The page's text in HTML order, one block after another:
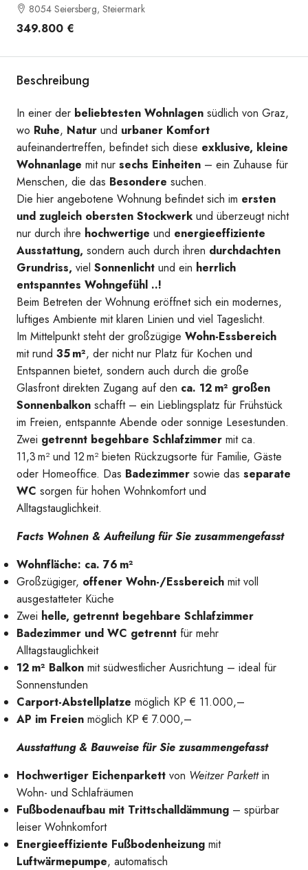
Zimmer
Zimmer
8054 Seiersberg, Steiermark
349.800 €
Beschreibung
In einer der beliebtesten Wohnlagen südlich von Graz,
wo Ruhe, Natur und urbaner Komfort
aufeinandertreffen, befindet sich diese exklusive, kleine
Wohnanlage mit nur sechs Einheiten – ein Zuhause für
Menschen, die das Besondere suchen.
Die hier angebotene Wohnung befindet sich im ersten
und zugleich obersten Stockwerk und überzeugt nicht
nur durch ihre hochwertige und energieeffiziente
Ausstattung, sondern auch durch ihren durchdachten
Grundriss, viel Sonnenlicht und ein herrlich
entspanntes Wohngefühl ..!
Beim Betreten der Wohnung eröffnet sich ein modernes,
luftiges Ambiente mit klaren Linien und viel Tageslicht.
Im Mittelpunkt steht der großzügige Wohn-Essbereich
mit rund 35 m², der nicht nur Platz für Kochen und
Entspannen bietet, sondern auch durch die große
Glasfront direkten Zugang auf den ca. 12 m² großen
Sonnenbalkon schafft – ein Lieblingsplatz für Frühstück
im Freien, entspannte Abende oder sonnige Lesestunden.
Zwei getrennt begehbare Schlafzimmer mit ca.
11,3 m² und 12 m² bieten Rückzugsorte für Familie, Gäste
oder Homeoffice. Das Badezimmer sowie das separate
WC sorgen für hohen Wohnkomfort und
Alltagstauglichkeit.
Facts Wohnen & Aufteilung für Sie zusammengefasst
Wohnfläche: ca. 76 m²
Großzügiger, offener Wohn-/Essbereich mit voll
ausgestatteter Küche
Zwei helle, getrennt begehbare Schlafzimmer
Badezimmer und WC getrennt für mehr
Alltagstauglichkeit
12 m² Balkon mit südwestlicher Ausrichtung – ideal für
Sonnenstunden
Carport-Abstellplatze möglich KP € 11.000,–
AP im Freien möglich KP € 7.000,–
Ausstattung & Bauweise für Sie zusammengefasst
Hochwertiger Eichenparkett von Weitzer Parkettin
Wohn- und Schlafräumen
Fußbodenaufbau mit Trittschalldämmung – spürbar
leiser Wohnkomfort
Energieeffiziente Fußbodenheizung mit
Luftwärmepumpe, automatisch